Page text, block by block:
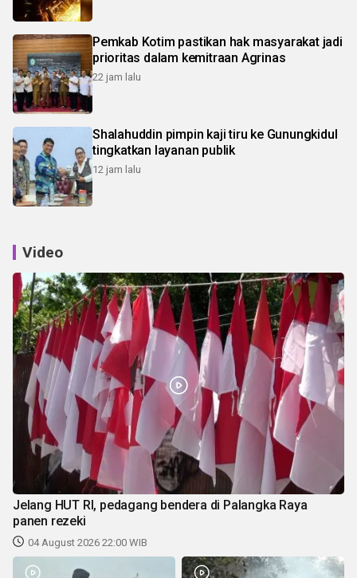
Pemkab Kotim pastikan hak masyarakat jadi
prioritas dalam kemitraan Agrinas
22 jam lalu
Shalahuddin pimpin kaji tiru ke Gunungkidul
tingkatkan layanan publik
12 jam lalu
Video
Jelang HUT RI, pedagang bendera di Palangka Raya
panen rezeki
04 August 2026 22:00 WIB